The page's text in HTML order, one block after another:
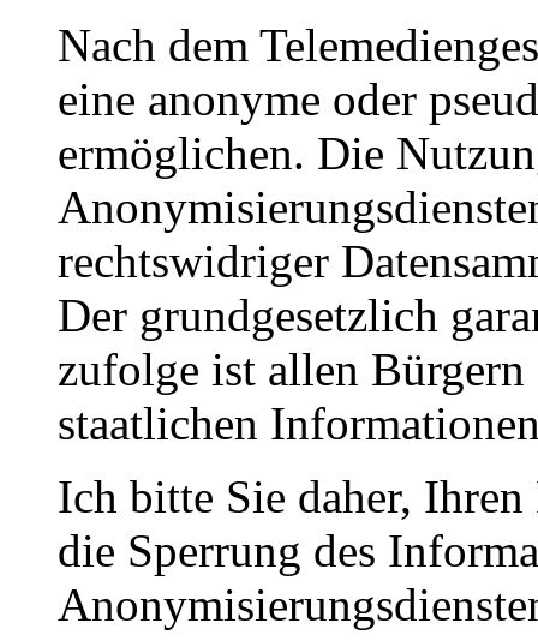
Nach dem
eine anonyme oder
ermöglichen. Die
rechtswidriger
Der grundgesetzlich
zufolge ist allen
staatlichen
Ich bitte Sie daher,
die Sperrung des